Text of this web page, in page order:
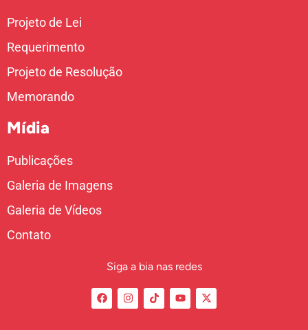
Projeto de Lei
Requerimento
Projeto de Resolução
Memorando
Mídia
Publicações
Galeria de Imagens
Galeria de Vídeos
Contato
Siga a bia nas redes